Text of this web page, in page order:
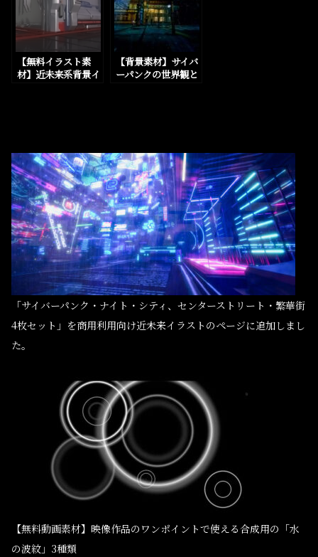
【無料イラスト素
材】近未来系背景イ
【背景素材】サイバ
ーパンクの世界観と
「サイバーパンク・ナイト・シティ、センターストリート・繁華街
4枚セット」を商用利用向け近未来イラストのページに追加しまし
た。
【無料動画素材】映像作品のワンポイントで使える合成用の「水
の波紋」3種類